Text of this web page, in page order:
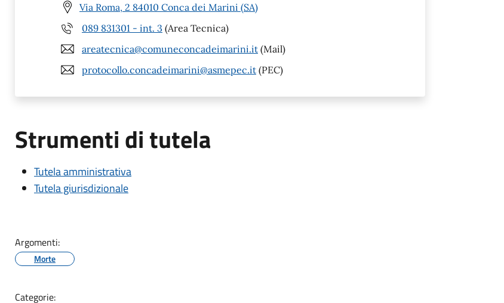
Via Roma, 2 84010 Conca dei Marini (SA)
089 831301 - int. 3 (Area Tecnica)
areatecnica@comuneconcadeimarini.it (Mail)
protocollo.concadeimarini@asmepec.it (PEC)
Strumenti di tutela
Tutela amministrativa
Tutela giurisdizionale
Argomenti:
Morte
Categorie: